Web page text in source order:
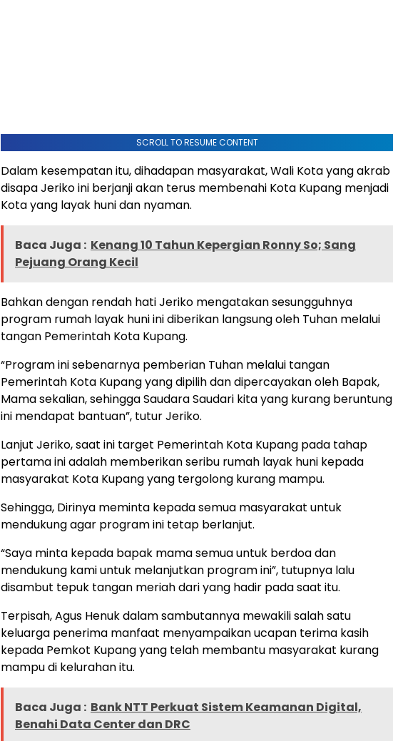
SCROLL TO RESUME CONTENT
Dalam kesempatan itu, dihadapan masyarakat, Wali Kota yang akrab
disapa Jeriko ini berjanji akan terus membenahi Kota Kupang menjadi
Kota yang layak huni dan nyaman.
Baca Juga : Kenang 10 Tahun Kepergian Ronny So; Sang
Pejuang Orang Kecil
Bahkan dengan rendah hati Jeriko mengatakan sesungguhnya
program rumah layak huni ini diberikan langsung oleh Tuhan melalui
tangan Pemerintah Kota Kupang.
“Program ini sebenarnya pemberian Tuhan melalui tangan
Pemerintah Kota Kupang yang dipilih dan dipercayakan oleh Bapak,
Mama sekalian, sehingga Saudara Saudari kita yang kurang beruntung
ini mendapat bantuan”, tutur Jeriko.
Lanjut Jeriko, saat ini target Pemerintah Kota Kupang pada tahap
pertama ini adalah memberikan seribu rumah layak huni kepada
masyarakat Kota Kupang yang tergolong kurang mampu.
Sehingga, Dirinya meminta kepada semua masyarakat untuk
mendukung agar program ini tetap berlanjut.
“Saya minta kepada bapak mama semua untuk berdoa dan
mendukung kami untuk melanjutkan program ini”, tutupnya lalu
disambut tepuk tangan meriah dari yang hadir pada saat itu.
Terpisah, Agus Henuk dalam sambutannya mewakili salah satu
keluarga penerima manfaat menyampaikan ucapan terima kasih
kepada Pemkot Kupang yang telah membantu masyarakat kurang
mampu di kelurahan itu.
Baca Juga : Bank NTT Perkuat Sistem Keamanan Digital,
Benahi Data Center dan DRC